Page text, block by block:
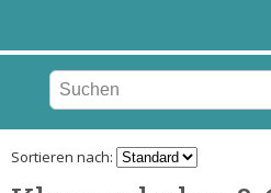
Sortieren nach: